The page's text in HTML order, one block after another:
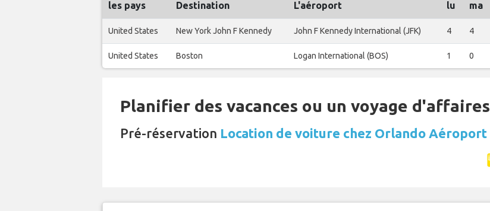
les pays Destination L'aéroport lu ma
United States New York John F Kennedy John F Kennedy International (JFK) 4 4
United States Boston Logan International (BOS) 1 0
Planifier des vacances ou un voyage d'affaires
Pré-réservation Location de voiture chez Orlando Aéroport